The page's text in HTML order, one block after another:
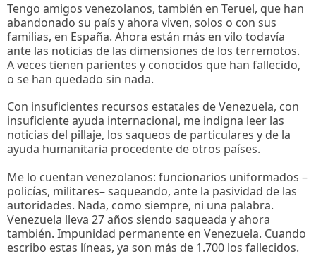
Tengo amigos venezolanos, también en Teruel, que han
abandonado su país y ahora viven, solos o con sus
familias, en España. Ahora están más en vilo todavía
ante las noticias de las dimensiones de los terremotos.
A veces tienen parientes y conocidos que han fallecido,
o se han quedado sin nada.
Con insuficientes recursos estatales de Venezuela, con
insuficiente ayuda internacional, me indigna leer las
noticias del pillaje, los saqueos de particulares y de la
ayuda humanitaria procedente de otros países.
Me lo cuentan venezolanos: funcionarios uniformados –
policías, militares– saqueando, ante la pasividad de las
autoridades. Nada, como siempre, ni una palabra.
Venezuela lleva 27 años siendo saqueada y ahora
también. Impunidad permanente en Venezuela. Cuando
escribo estas líneas, ya son más de 1.700 los fallecidos.